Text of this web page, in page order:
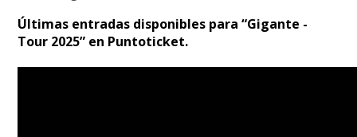
Últimas entradas disponibles para “Gigante -
Tour 2025” en Puntoticket.